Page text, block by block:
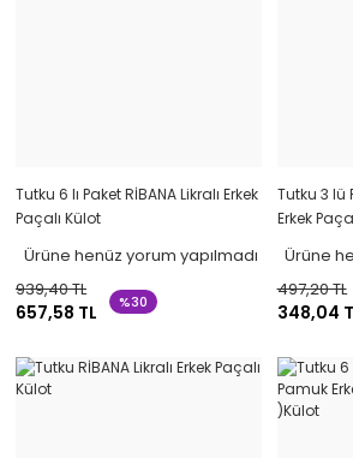
Tutku 6 lı Paket RİBANA Likralı Erkek
Paçalı Külot
Ürüne henüz yorum yapılmadı
939,40 TL
657,58 TL %30
Tutku 3 lü
Erkek
Ürüne
497,20 TL
348,04